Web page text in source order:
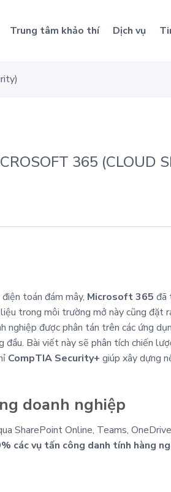
Trung tâm khảo thí Dịch vụ
365 (CLOUD
toán đám mây, Microsoft 365 đã
trong môi trường mở này cũng đặt
nghiệp được phân tán trên các ứng
đầu. Bài viết này sẽ phân tích chiến
CompTIA Security+ giúp xây dựng
doanh nghiệp
SharePoint Online, Teams,
các vụ tấn công danh tính hàng